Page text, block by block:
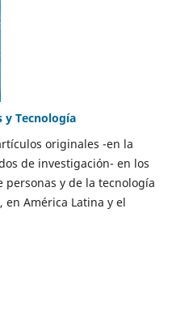
y Tecnología
originales -en la
de investigación- en los
y de la tecnología
América Latina y el